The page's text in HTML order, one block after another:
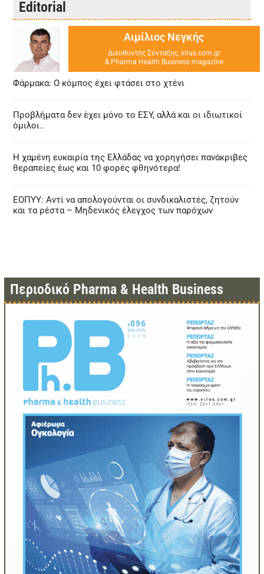
Editorial
Αιμίλιος Νεγκής
Διευθυντής Σύνταξης, virus.com.gr
& Pharma Health Business magazine
Φάρμακα: Ο κόμπος έχει φτάσει στο χτένι
Προβλήματα δεν έχει μόνο το ΕΣΥ, αλλά και οι ιδιωτικοί
όμιλοι..
Η χαμένη ευκαιρία της Ελλάδας να χορηγήσει πανάκριβες
θεραπείες έως και 10 φορές φθηνότερα!
ΕΟΠΥΥ: Αντί να απολογούνται οι συνδικαλιστές, ζητούν
και τα ρέστα – Μηδενικός έλεγχος των παρόχων
Περιοδικό Pharma & Health Business